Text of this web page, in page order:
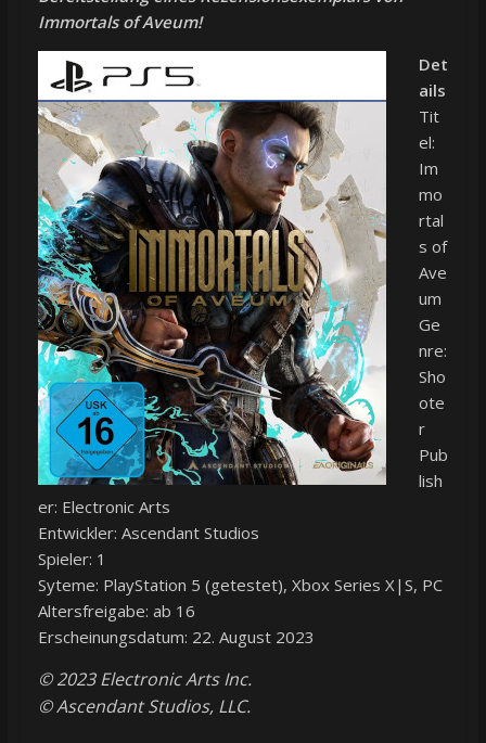
Immortals of Aveum!
Det
ails
Tit
el:
Im
mo
rtal
s of
Ave
um
Ge
nre:
Sho
ote
r
Pub
lish
er: Electronic Arts
Entwickler: Ascendant Studios
Spieler: 1
Syteme: PlayStation 5 (getestet), Xbox Series X|S, PC
Altersfreigabe: ab 16
Erscheinungsdatum: 22. August 2023
© 2023 Electronic Arts Inc.
© Ascendant Studios, LLC.